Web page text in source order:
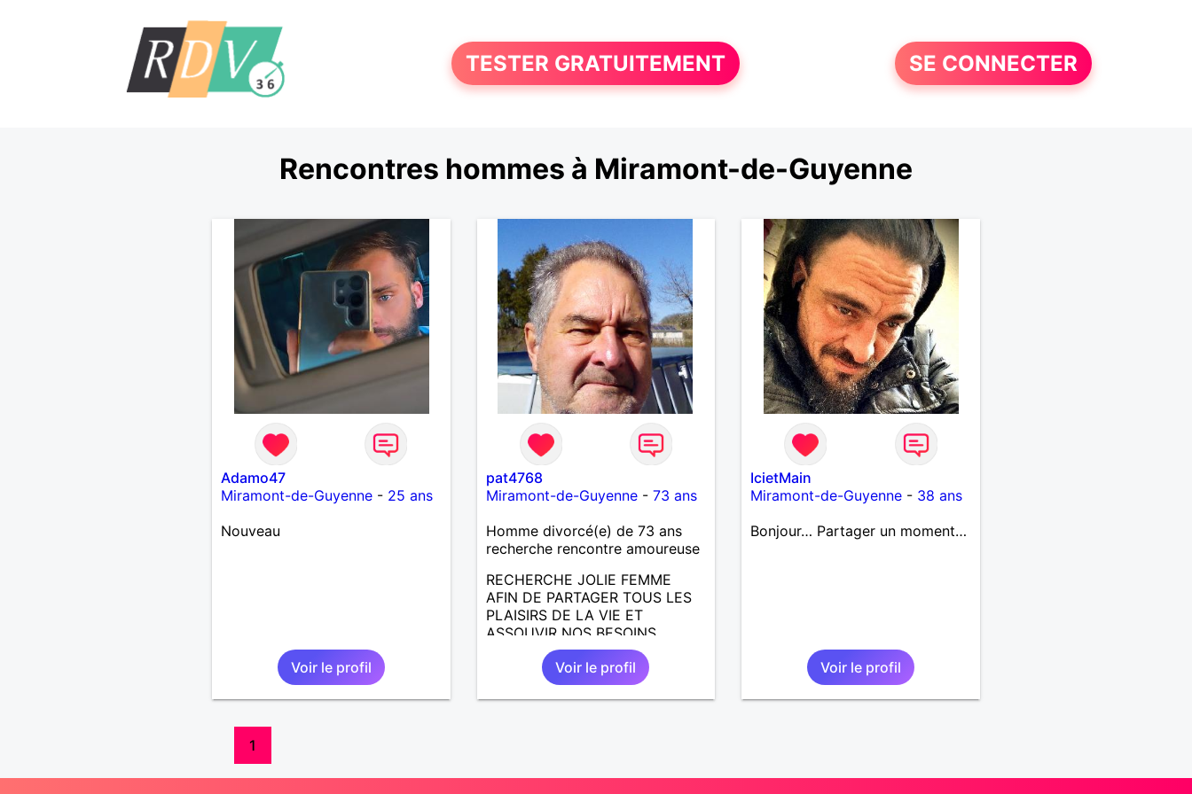
TESTER GRATUITEMENT SE CONNECTER
Rencontres hommes à Miramont-de-Guyenne
Adamo47
Miramont-de-Guyenne- 25 ans
Nouveau
Voir le profil
pat4768
Miramont-de-Guyenne- 73 ans
Homme divorcé(e) de 73 ans
recherche rencontre amoureuse
RECHERCHE JOLIE FEMME
AFIN DE PARTAGER TOUS LES
PLAISIRS DE LA VIE ET
ASSOUVIR NOS BESOINS
AMOUREUX
Voir le profil
IcietMain
Miramont-de-Guyenne - 38 ans
Bonjour… Partager un moment…
Voir le profil
1